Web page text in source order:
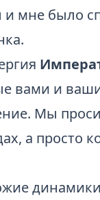
и мне было
вами и
Мы
а просто